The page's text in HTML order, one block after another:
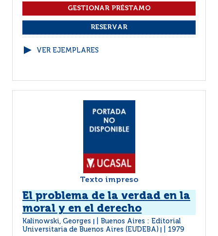
VER EJEMPLARES
Texto impreso
El problema de la verdad en la
moral y en el derecho
Kalinowski, Georges
Buenos Aires : Editorial
Universitaria de Buenos Aires (EUDEBA)
1979